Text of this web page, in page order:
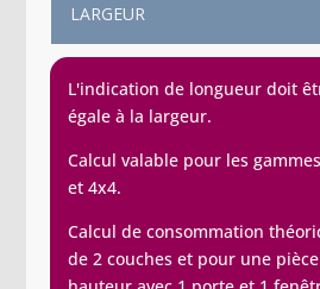
L'indication de longueur doit
égale à la largeur.
Calcul valable pour les
et 4x4.
Calcul de consommation
de 2 couches et pour une